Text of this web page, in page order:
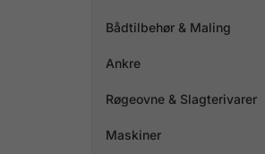
Bådtilbehør & Maling
Ankre
Røgeovne & Slagterivarer
Maskiner